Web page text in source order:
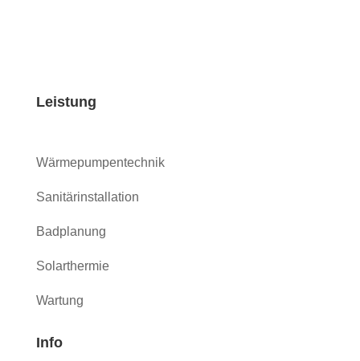
Leistung
Wärmepumpentechnik
Sanitärinstallation
Badplanung
Solarthermie
Wartung
Info